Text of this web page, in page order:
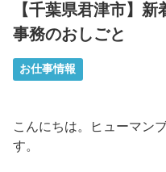
【千葉県君津市】
事務のおしごと
お仕事情報
こんにちは。ヒューマン
す。